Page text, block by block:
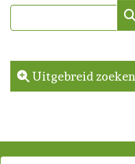
Uitgebreid zoeken